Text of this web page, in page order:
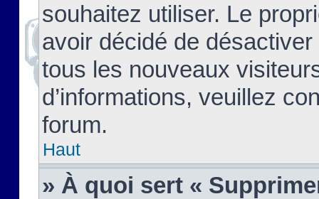
souhaitez utiliser. Le
avoir décidé de
tous les nouveaux
d’informations, veuillez
forum.
Haut
» À quoi sert «